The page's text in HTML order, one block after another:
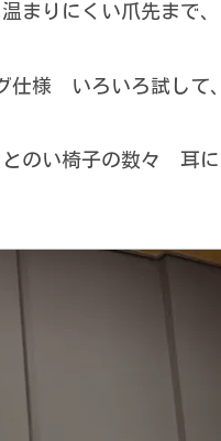
まりにくい爪先まで、
仕様 いろいろ試して、
とのい椅子の数々 耳に